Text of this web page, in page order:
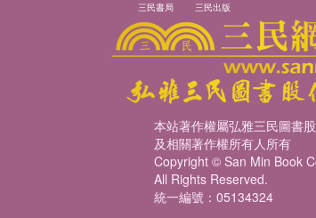
三民書局 三民出版
本站著作權屬弘雅三民圖書
及相關著作權所有人所有
Copyright © San Min Book
All Rights Reserved.
統一編號：05134324